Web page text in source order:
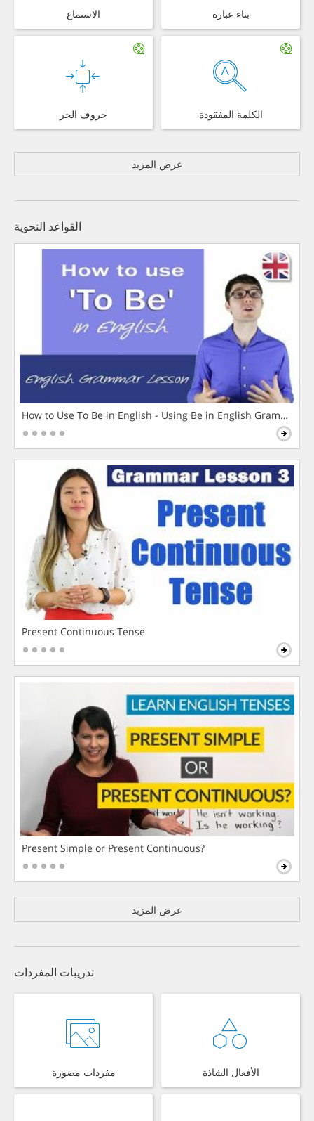
الاستماع بناء عبارة
حروف الجر الكلمة المفقودة
عرض المزيد
القواعد النحوية
How to Use To Be in English - Using Be in English Grammar
Present Continuous Tense
Present Simple or Present Continuous?
عرض المزيد
تدريبات المفردات
مفردات مصورة الأفعال الشاذة